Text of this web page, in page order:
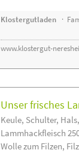
Klostergutladen ·
www.klostergut-
Unser frisches
Keule, Schulter,
Lammhackfleisch
Wolle zum Filzen,